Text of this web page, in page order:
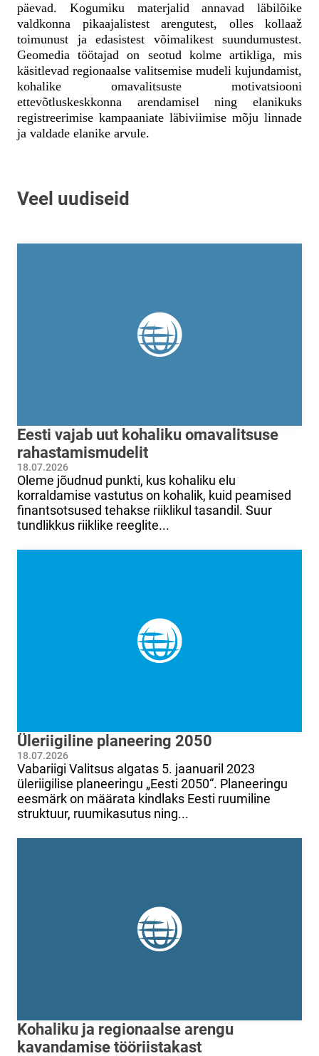
päevad. Kogumiku materjalid annavad läbilõike
valdkonna pikaajalistest arengutest, olles kollaaž
toimunust ja edasistest võimalikest suundumustest.
Geomedia töötajad on seotud kolme artikliga, mis
käsitlevad regionaalse valitsemise mudeli kujundamist,
kohalike omavalitsuste motivatsiooni
ettevõtluskeskkonna arendamisel ning elanikuks
registreerimise kampaaniate läbiviimise mõju linnade
ja valdade elanike arvule.
Veel uudiseid
Eesti vajab uut kohaliku omavalitsuse
rahastamismudelit
18.07.2026
Oleme jõudnud punkti, kus kohaliku elu
korraldamise vastutus on kohalik, kuid peamised
finantsotsused tehakse riiklikul tasandil. Suur
tundlikkus riiklike reeglite...
Üleriigiline planeering 2050
18.07.2026
Vabariigi Valitsus algatas 5. jaanuaril 2023
üleriigilise planeeringu „Eesti 2050“. Planeeringu
eesmärk on määrata kindlaks Eesti ruumiline
struktuur, ruumikasutus ning...
Kohaliku ja regionaalse arengu
kavandamise tööriistakast